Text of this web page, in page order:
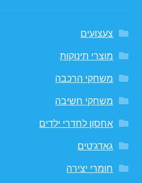
צעצועים
מוצרי תינוקות
משחקי הרכבה
משחקי חשיבה
אחסון לחדרי ילדים
גאדג'טים
חומרי יצירה